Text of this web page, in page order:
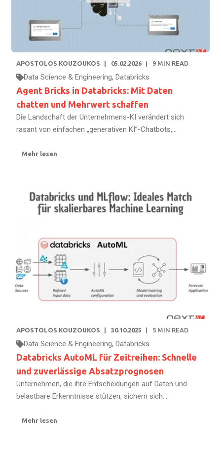
APOSTOLOS KOUZOUKOS 05.02.2026 9 MIN READ
Data Science & Engineering, Databricks
Agent Bricks in Databricks: Mit Daten
chatten und Mehrwert schaffen
Die Landschaft der Unternehmens-KI verändert sich
rasant von einfachen „generativen KI”-Chatbots,...
Mehr lesen
APOSTOLOS KOUZOUKOS 30.10.2025 5 MIN READ
Data Science & Engineering, Databricks
Databricks AutoML für Zeitreihen: Schnelle
und zuverlässige Absatzprognosen
Unternehmen, die ihre Entscheidungen auf Daten und
belastbare Erkenntnisse stützen, sichern sich...
Mehr lesen